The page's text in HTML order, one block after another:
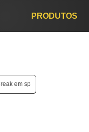
PRODUTOS
em sp